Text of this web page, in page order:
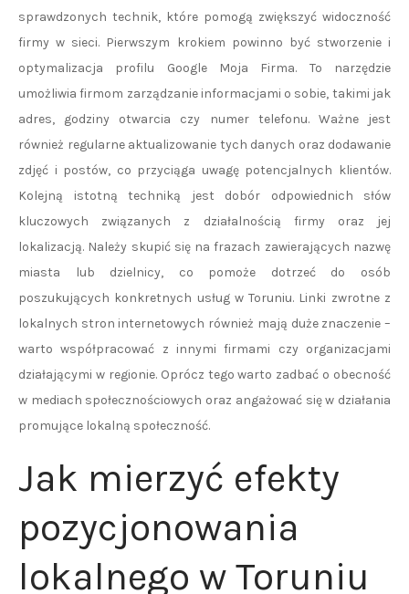
sprawdzonych technik, które pomogą zwiększyć widoczność
firmy w sieci. Pierwszym krokiem powinno być stworzenie i
optymalizacja profilu Google Moja Firma. To narzędzie
umożliwia firmom zarządzanie informacjami o sobie, takimi jak
adres, godziny otwarcia czy numer telefonu. Ważne jest
również regularne aktualizowanie tych danych oraz dodawanie
zdjęć i postów, co przyciąga uwagę potencjalnych klientów.
Kolejną istotną techniką jest dobór odpowiednich słów
kluczowych związanych z działalnością firmy oraz jej
lokalizacją. Należy skupić się na frazach zawierających nazwę
miasta lub dzielnicy, co pomoże dotrzeć do osób
poszukujących konkretnych usług w Toruniu. Linki zwrotne z
lokalnych stron internetowych również mają duże znaczenie –
warto współpracować z innymi firmami czy organizacjami
działającymi w regionie. Oprócz tego warto zadbać o obecność
w mediach społecznościowych oraz angażować się w działania
promujące lokalną społeczność.
Jak mierzyć efekty
pozycjonowania
lokalnego w Toruniu